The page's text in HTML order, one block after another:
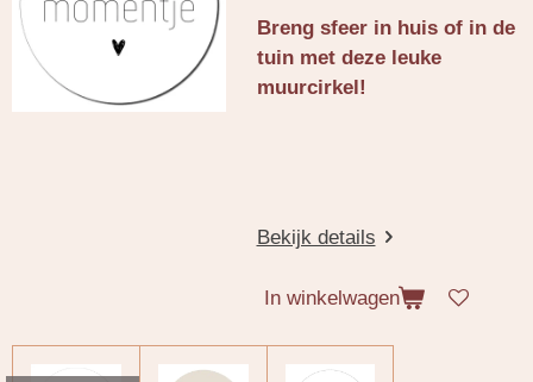
Breng sfeer in huis of in de
tuin met deze leuke
muurcirkel!
Bekijk details
In winkelwagen